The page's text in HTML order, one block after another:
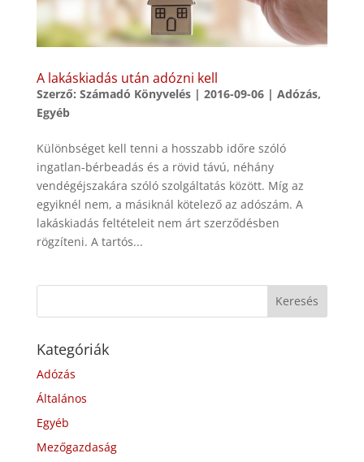
A lakáskiadás után adózni kell
Szerző: Számadó Könyvelés| 2016-09-06| Adózás,
Egyéb
Különbséget kell tenni a hosszabb időre szóló
ingatlan-bérbeadás és a rövid távú, néhány
vendégéjszakára szóló szolgáltatás között. Míg az
egyiknél nem, a másiknál kötelező az adószám. A
lakáskiadás feltételeit nem árt szerződésben
rögzíteni. A tartós...
Kategóriák
Adózás
Általános
Egyéb
Mezőgazdaság